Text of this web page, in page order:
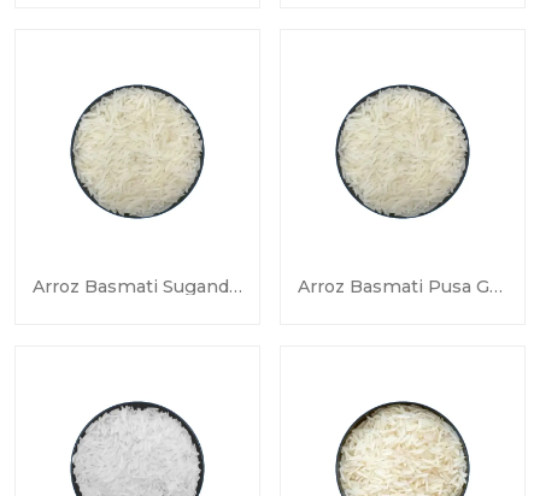
Arroz Basmati Sugandha Crudo Arroz Basmati Pusa Golden Sella